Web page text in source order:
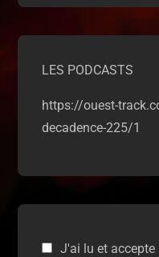
LES PODCASTS
https://ouest-
decadence-225/1
J'ai lu et